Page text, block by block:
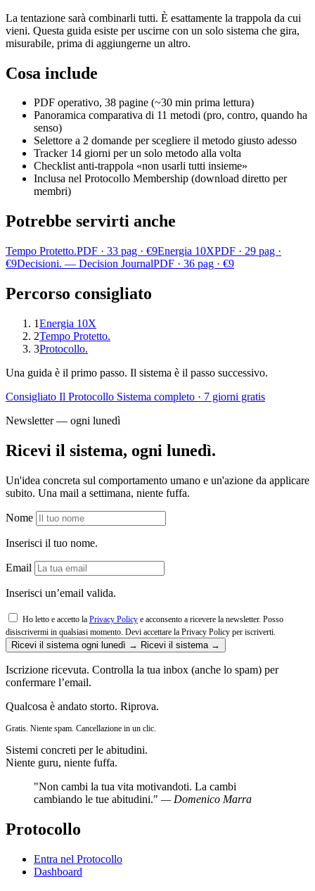
La tentazione sarà combinarli tutti. È esattamente la trappola da cui
vieni. Questa guida esiste per uscirne con un solo sistema che gira,
misurabile, prima di aggiungerne un altro.
Cosa include
PDF operativo, 38 pagine (~30 min prima lettura)
Panoramica comparativa di 11 metodi (pro, contro, quando ha
senso)
Selettore a 2 domande per scegliere il metodo giusto adesso
Tracker 14 giorni per un solo metodo alla volta
Checklist anti-trappola «non usarli tutti insieme»
Inclusa nel Protocollo Membership (download diretto per
membri)
Potrebbe servirti anche
Tempo Protetto.PDF · 33 pag · €9Energia 10XPDF · 29 pag ·
€9Decisioni. — Decision JournalPDF · 36 pag · €9
Percorso consigliato
1Energia 10X
2Tempo Protetto.
3Protocollo.
Una guida è il primo passo. Il sistema è il passo successivo.
Consigliato Il Protocollo Sistema completo · 7 giorni gratis
Newsletter — ogni lunedì
Ricevi il sistema, ogni lunedì.
Un'idea concreta sul comportamento umano e un'azione da applicare
subito. Una mail a settimana, niente fuffa.
Nome
Inserisci il tuo nome.
Email
Inserisci un’email valida.
Ho letto e accetto la Privacy Policy e acconsento a ricevere la newsletter. Posso
disiscrivermi in qualsiasi momento. Devi accettare la Privacy Policy per iscriverti.
Ricevi il sistema ogni lunedì → Ricevi il sistema →
Iscrizione ricevuta. Controlla la tua inbox (anche lo spam) per
confermare l’email.
Qualcosa è andato storto. Riprova.
Gratis. Niente spam. Cancellazione in un clic.
Sistemi concreti per le abitudini.
Niente guru, niente fuffa.
"Non cambi la tua vita motivandoti. La cambi
cambiando le tue abitudini." — Domenico Marra
Protocollo
Entra nel Protocollo
Dashboard